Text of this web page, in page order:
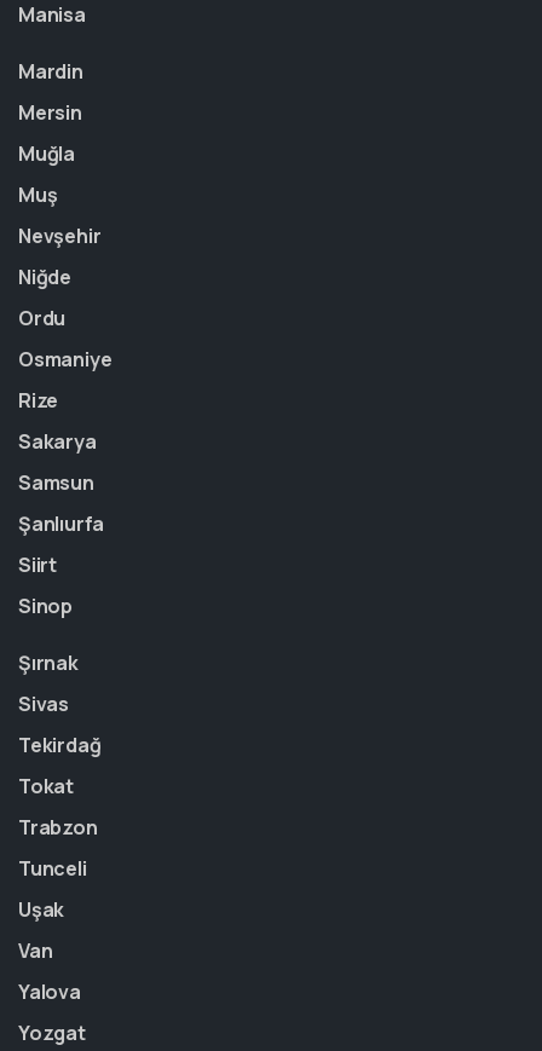
Manisa
Mardin
Mersin
Muğla
Muş
Nevşehir
Niğde
Ordu
Osmaniye
Rize
Sakarya
Samsun
Şanlıurfa
Siirt
Sinop
Şırnak
Sivas
Tekirdağ
Tokat
Trabzon
Tunceli
Uşak
Van
Yalova
Yozgat